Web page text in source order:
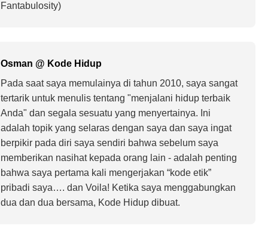
Fantabulosity)
Osman @ Kode Hidup
Pada saat saya memulainya di tahun 2010, saya sangat
tertarik untuk menulis tentang "menjalani hidup terbaik
Anda" dan segala sesuatu yang menyertainya. Ini
adalah topik yang selaras dengan saya dan saya ingat
berpikir pada diri saya sendiri bahwa sebelum saya
memberikan nasihat kepada orang lain - adalah penting
bahwa saya pertama kali mengerjakan “kode etik”
pribadi saya…. dan Voila! Ketika saya menggabungkan
dua dan dua bersama, Kode Hidup dibuat.